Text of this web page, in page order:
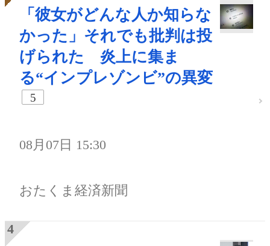
「彼女がどんな人か知らな
かった」それでも批判は投
げられた 炎上に集ま
る“インプレゾンビ”の異変
5
08月07日 15:30
おたくま経済新聞